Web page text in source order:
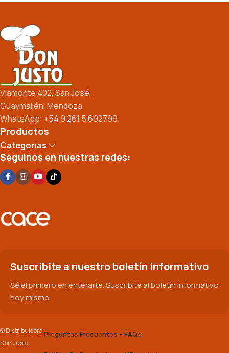
Viamonte 402, San José,
Guaymallén, Mendoza
WhatsApp: +54 9 261 5 692799
Productos
Categorías
Seguinos en nuestras redes:
Suscribite a nuestro boletín informativo
Sé el primero en enterarte. Suscribite al boletín informativo
hoy mismo
© Distribuidora
Don Justo
Preguntas Frecuentes – FAQs